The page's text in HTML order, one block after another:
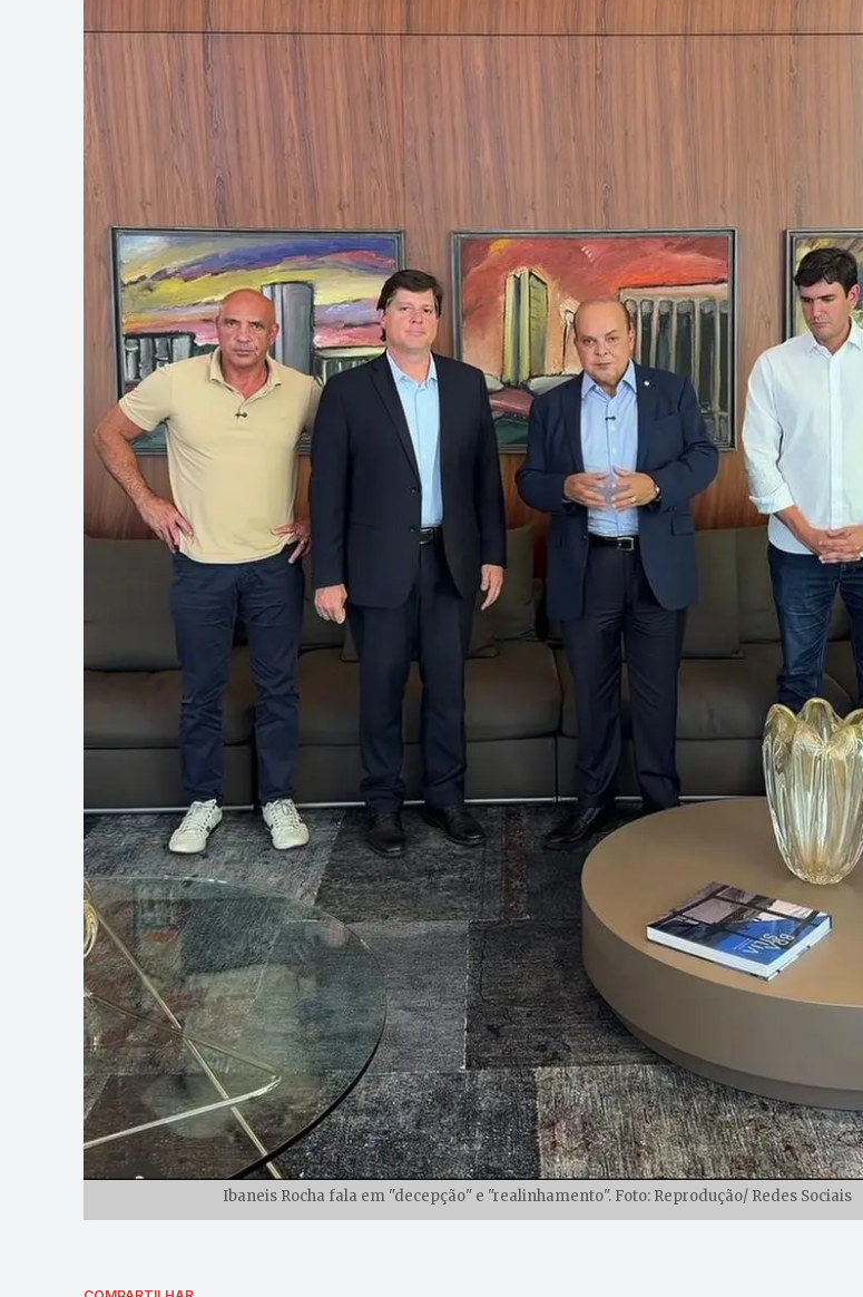
Ibaneis Rocha fala em "decepção" e "realinhamento". Foto: Reprodução/ Redes Sociais